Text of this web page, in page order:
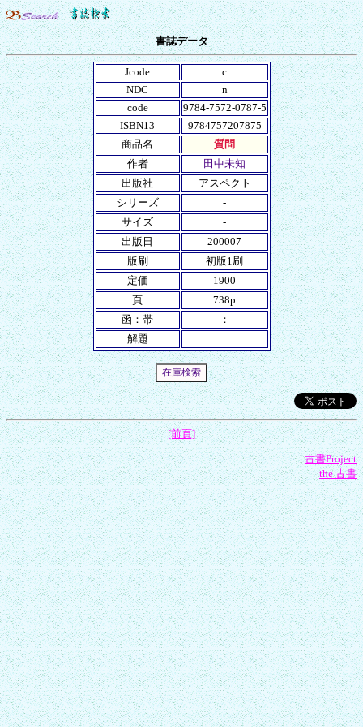
書誌データ
Jcode
c
NDC
n
code
9784-7572-0787-5
ISBN13
9784757207875
商品名
質問
作者
田中未知
出版社
アスペクト
シリーズ
-
サイズ
-
出版日
200007
版刷
初版1刷
定価
1900
頁
738p
函：帯
-：-
解題
[前頁]
古書Project
the 古書